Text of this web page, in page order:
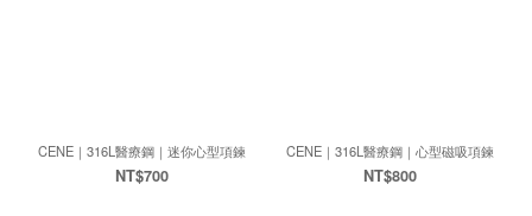
CENE｜316L醫療鋼｜迷你心型項鍊
NT$700
CENE｜316L醫療鋼｜心型磁吸項鍊
NT$800